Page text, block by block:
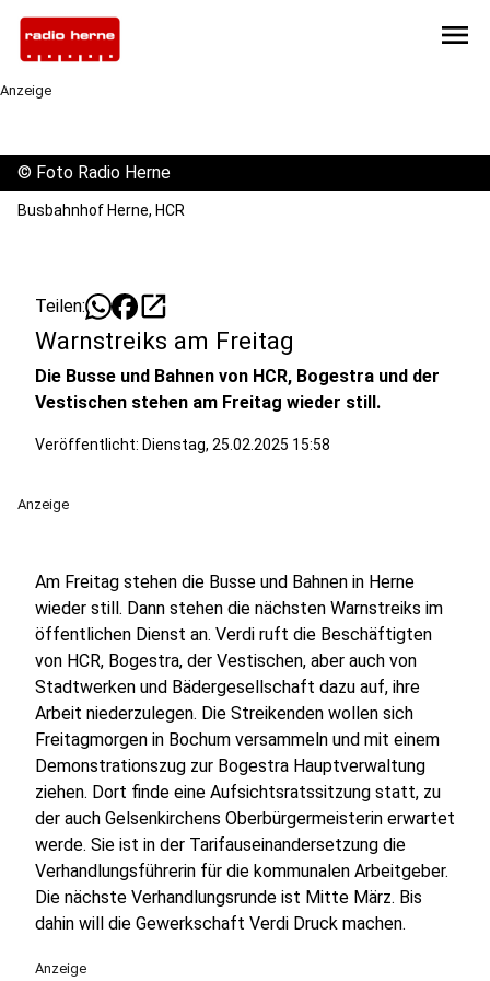
menu
Anzeige
© Foto Radio Herne
Busbahnhof Herne, HCR
Teilen: open_in_new
Warnstreiks am Freitag
Die Busse und Bahnen von HCR, Bogestra und der
Vestischen stehen am Freitag wieder still.
Veröffentlicht: Dienstag, 25.02.2025 15:58
Anzeige
Am Freitag stehen die Busse und Bahnen in Herne
wieder still. Dann stehen die nächsten Warnstreiks im
öffentlichen Dienst an. Verdi ruft die Beschäftigten
von HCR, Bogestra, der Vestischen, aber auch von
Stadtwerken und Bädergesellschaft dazu auf, ihre
Arbeit niederzulegen. Die Streikenden wollen sich
Freitagmorgen in Bochum versammeln und mit einem
Demonstrationszug zur Bogestra Hauptverwaltung
ziehen. Dort finde eine Aufsichtsratssitzung statt, zu
der auch Gelsenkirchens Oberbürgermeisterin erwartet
werde. Sie ist in der Tarifauseinandersetzung die
Verhandlungsführerin für die kommunalen Arbeitgeber.
Die nächste Verhandlungsrunde ist Mitte März. Bis
dahin will die Gewerkschaft Verdi Druck machen.
Anzeige